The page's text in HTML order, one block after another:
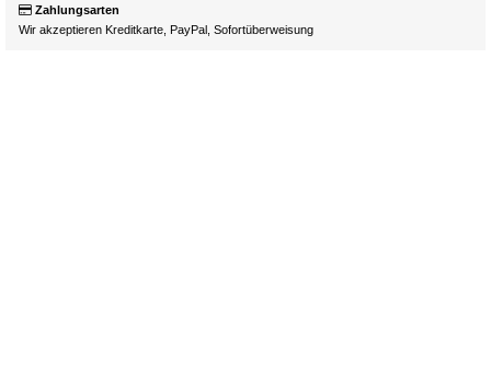
Zahlungsarten
Wir akzeptieren Kreditkarte, PayPal, Sofortüberweisung